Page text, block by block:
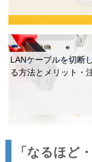
LANケーブルを切断
る方法とメリット・
「なるほど